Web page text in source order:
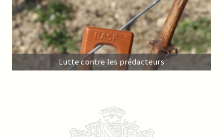
Lutte contre les prédacteurs